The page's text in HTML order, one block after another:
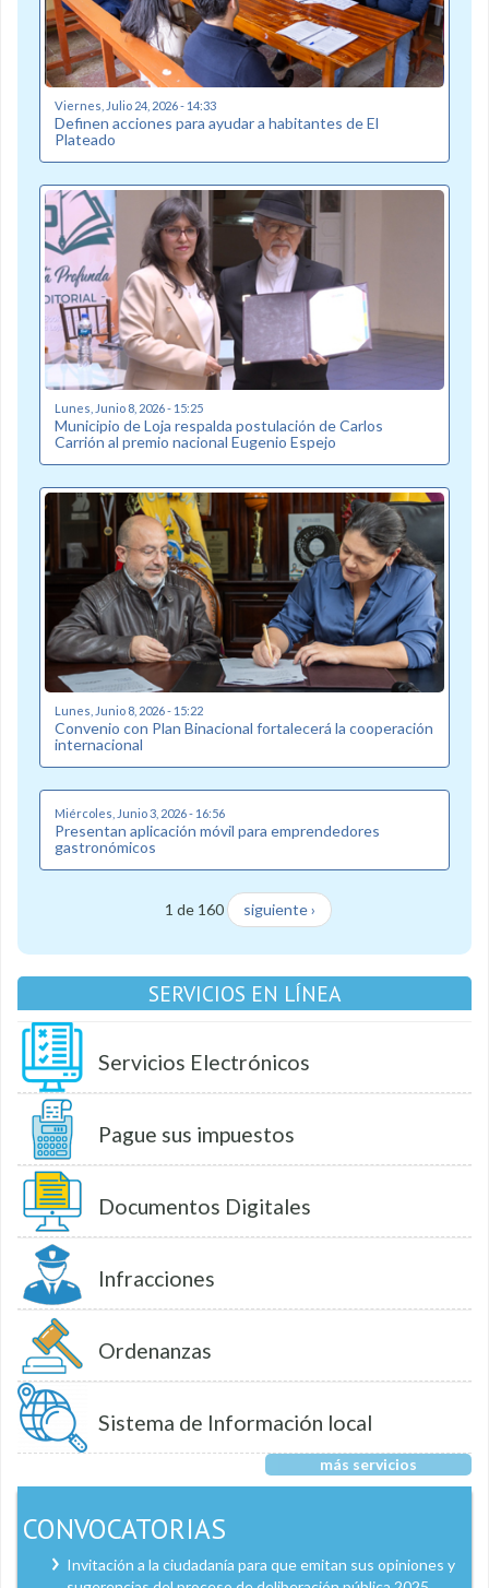
Viernes, Julio 24, 2026 - 14:33
Definen acciones para ayudar a habitantes de El
Plateado
Lunes, Junio 8, 2026 - 15:25
Municipio de Loja respalda postulación de Carlos
Carrión al premio nacional Eugenio Espejo
Lunes, Junio 8, 2026 - 15:22
Convenio con Plan Binacional fortalecerá la cooperación
internacional
Miércoles, Junio 3, 2026 - 16:56
Presentan aplicación móvil para emprendedores
gastronómicos
1 de 160 siguiente ›
SERVICIOS EN LÍNEA
Servicios Electrónicos
Pague sus impuestos
Documentos Digitales
Infracciones
Ordenanzas
Sistema de Información local
más servicios
CONVOCATORIAS
Invitación a la ciudadanía para que emitan sus opiniones y